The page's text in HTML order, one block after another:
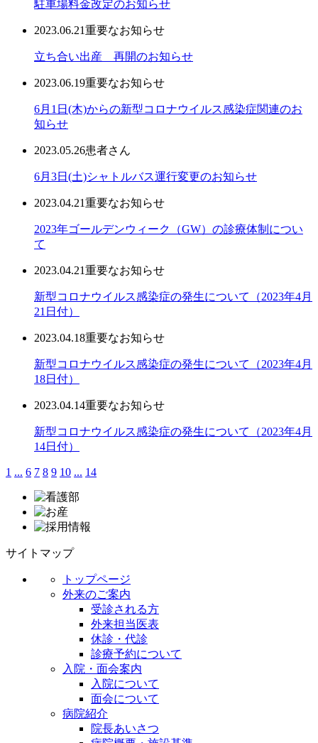
駐車場料金改定のお知らせ
2023.06.21重要なお知らせ
立ち合い出産 再開のお知らせ
2023.06.19重要なお知らせ
6月1日(木)からの新型コロナウイルス感染症関連のお
知らせ
2023.05.26患者さん
6月3日(土)シャトルバス運行変更のお知らせ
2023.04.21重要なお知らせ
2023年ゴールデンウィーク（GW）の診療体制につい
て
2023.04.21重要なお知らせ
新型コロナウイルス感染症の発生について（2023年4月
21日付）
2023.04.18重要なお知らせ
新型コロナウイルス感染症の発生について（2023年4月
18日付）
2023.04.14重要なお知らせ
新型コロナウイルス感染症の発生について（2023年4月
14日付）
1 ... 6 7 8 9 10 ... 14
サイトマップ
トップページ
外来のご案内
受診される方
外来担当医表
休診・代診
診療予約について
入院・面会案内
入院について
面会について
病院紹介
院長あいさつ